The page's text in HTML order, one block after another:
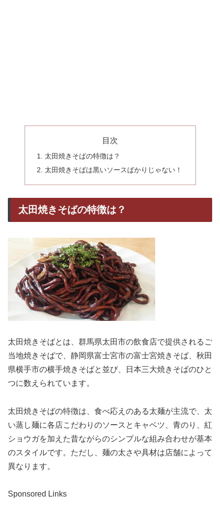
目次
太田焼きそばの特徴は？
太田焼きそばは黒いソースばかりじゃない！
太田焼きそばの特徴は？
太田焼きそばとは、群馬県太田市の飲食店で提供されるご
当地焼きそばで、静岡県富士宮市の富士宮焼きそば、秋田
県横手市の横手焼きそばと並び、日本三大焼きそばのひと
つに数えられています。
太田焼きそばの特徴は、食べ応えのある太麺が主流で、太
い蒸し麺に各店こだわりのソースとキャベツ、青のり、紅
ショウガを加えた昔ながらのシンプルな組み合わせが基本
のスタイルです。ただし、麺の太さや具材は店舗によって
異なります。
Sponsored Links